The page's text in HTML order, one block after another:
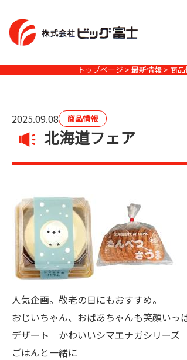
ツ
トップページ > 最新情報 > 商
2025.09.08 商品情報
北海道フェア
人気企画。敬老の日にもおすすめ。
おじいちゃん、おばあちゃんも笑顔いっ
デザート かわいいシマエナガシリーズ
ごはんと一緒に